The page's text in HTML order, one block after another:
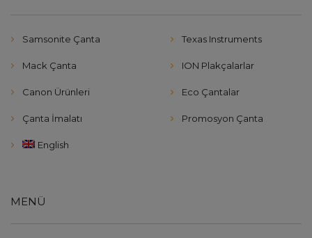
Samsonite Çanta Texas Instruments
Mack Çanta ION Plakçalarlar
Canon Ürünleri Eco Çantalar
Çanta İmalatı Promosyon Çanta
English
MENÜ